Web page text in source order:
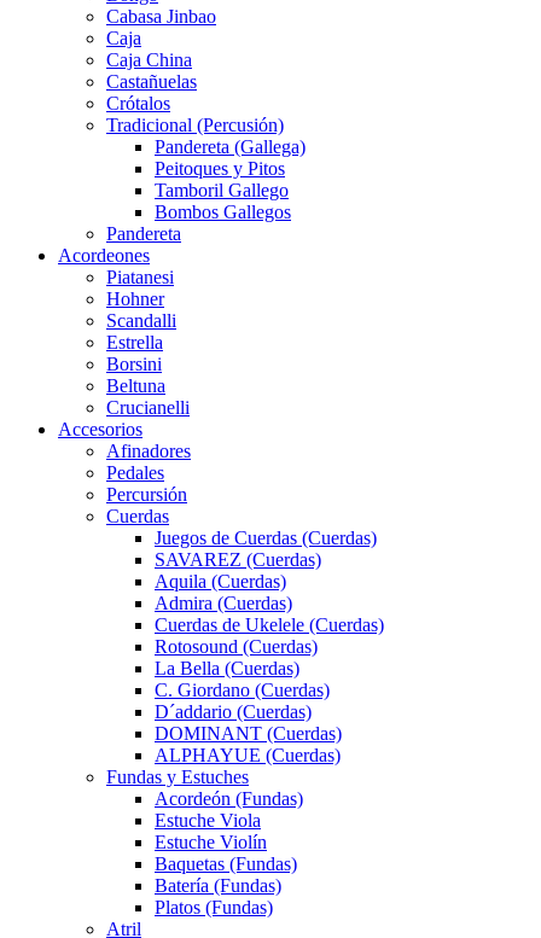
Cabasa Jinbao
Caja
Caja China
Castañuelas
Crótalos
Tradicional (Percusión)
Pandereta (Gallega)
Peitoques y Pitos
Tamboril Gallego
Bombos Gallegos
Pandereta
Acordeones
Piatanesi
Hohner
Scandalli
Estrella
Borsini
Beltuna
Crucianelli
Accesorios
Afinadores
Pedales
Percursión
Cuerdas
Juegos de Cuerdas (Cuerdas)
SAVAREZ (Cuerdas)
Aquila (Cuerdas)
Admira (Cuerdas)
Cuerdas de Ukelele (Cuerdas)
Rotosound (Cuerdas)
La Bella (Cuerdas)
C. Giordano (Cuerdas)
D´addario (Cuerdas)
DOMINANT (Cuerdas)
ALPHAYUE (Cuerdas)
Fundas y Estuches
Acordeón (Fundas)
Estuche Viola
Estuche Violín
Baquetas (Fundas)
Batería (Fundas)
Platos (Fundas)
Atril